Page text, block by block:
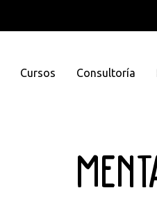
Cursos Consultoría